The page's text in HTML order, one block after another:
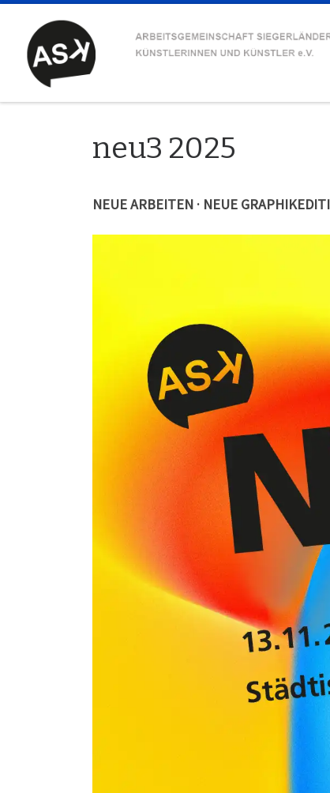
Zum Inhalt springen
neu3 2025
NEUE ARBEITEN · NEUE